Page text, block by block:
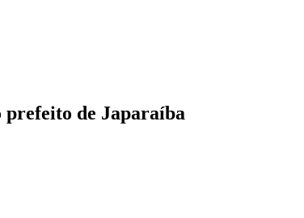
prefeito de Japaraíba